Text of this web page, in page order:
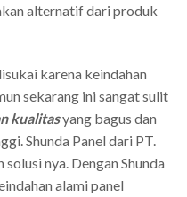
alternatif dari produk
karena keindahan
sekarang ini sangat sulit
kualitasyang bagus dan
Shunda Panel dari PT.
nya. Dengan Shunda
alami panel